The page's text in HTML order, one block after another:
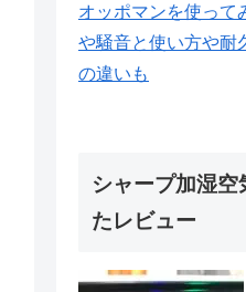
オッポマンを使って
や騒音と使い方や耐
の違いも
シャープ加湿
たレビュー